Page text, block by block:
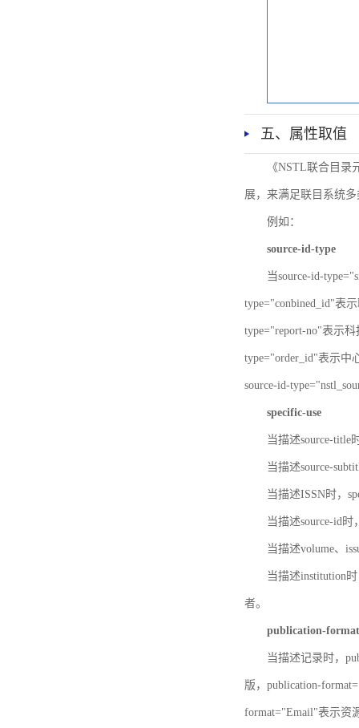
五、属性取值
《NSTL联合目
展，来满足联目系统
例如：
source-id-type
当source-id-
type="conbined_id"表
type="report-no"表示
type="order_id"表示中
source-id-
specific-use
当描述source-title
当描述source-
当描述ISSN时，
当描述source-id
当描述volume、
当描述institution
者。
publication-format
当描述记录时，
版，publication-
format="Email"表示资